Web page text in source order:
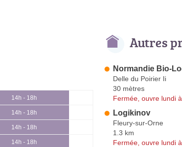
14h - 18h
14h - 18h
14h - 18h
14h - 18h
Autres
Normandie Bio-
Delle du Poirier Ii
30 mètres
Fermée, ouvre lundi
Logikinov
Fleury-sur-Orne
1.3 km
Fermée, ouvre lundi